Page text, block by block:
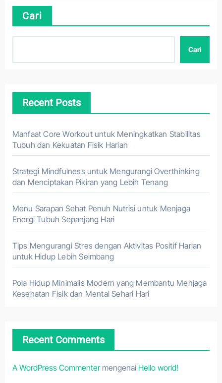
Cari
Cari
Recent Posts
Manfaat Core Workout untuk Meningkatkan Stabilitas
Tubuh dan Kekuatan Fisik Harian
Strategi Mindfulness untuk Mengurangi Overthinking
dan Menciptakan Pikiran yang Lebih Tenang
Menu Sarapan Sehat Penuh Nutrisi untuk Menjaga
Energi Tubuh Sepanjang Hari
Tips Mengurangi Stres dengan Aktivitas Positif Harian
untuk Hidup Lebih Seimbang
Pola Hidup Minimalis Modern yang Membantu Menjaga
Kesehatan Fisik dan Mental Sehari Hari
Recent Comments
A WordPress Commentermengenai Hello world!